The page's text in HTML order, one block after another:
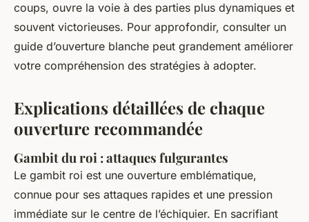
coups, ouvre la voie à des parties plus dynamiques et
souvent victorieuses. Pour approfondir, consulter un
guide d’ouverture blanche peut grandement améliorer
votre compréhension des stratégies à adopter.
Explications détaillées de chaque
ouverture recommandée
Gambit du roi : attaques fulgurantes
Le gambit roi est une ouverture emblématique,
connue pour ses attaques rapides et une pression
immédiate sur le centre de l’échiquier. En sacrifiant